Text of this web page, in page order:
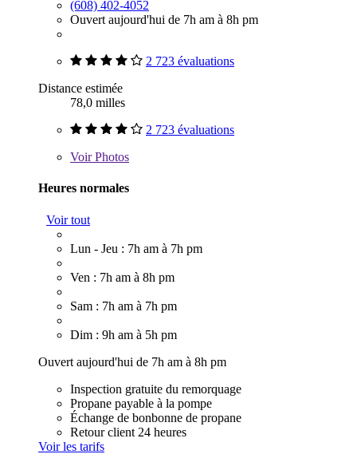
(608) 402-4052
Ouvert aujourd'hui de 7h am à 8h pm
2 723 évaluations
Distance estimée
78,0 milles
2 723 évaluations
VoirPhotos
Heures normales
Voir tout
Lun - Jeu : 7h am à 7h pm
Ven : 7h am à 8h pm
Sam : 7h am à 7h pm
Dim : 9h am à 5h pm
Ouvert aujourd'hui de 7h am à 8h pm
Inspection gratuite du remorquage
Propane payable à la pompe
Échange de bonbonne de propane
Retour client 24 heures
Voir les tarifs